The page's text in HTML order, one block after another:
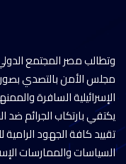
وتطالب مصر المجتمع
مجلس الأمن بالتصدي
الإسرائيلية السافرة
يكتفي بارتكاب الجرائم ضد
تقييد كافة الجهود
السياسات والممارسات